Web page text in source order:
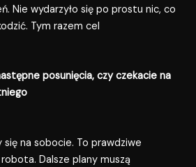
Nie wydarzyło się po prostu nic, co
Tym razem cel
posunięcia, czy czekacie na
się na sobocie. To prawdziwe
Dalsze plany muszą